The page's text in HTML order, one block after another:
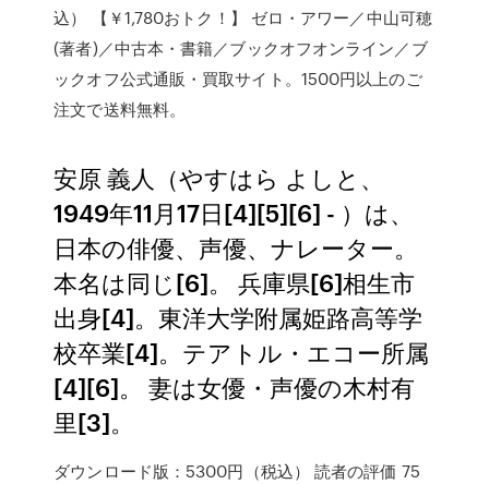
込） 【￥1,780おトク！】 ゼロ・アワー／中山可穂
(著者)／中古本・書籍／ブックオフオンライン／ブ
ックオフ公式通販・買取サイト。1500円以上のご
注文で送料無料。
安原 義人（やすはら よしと、
1949年11月17日[4][5][6] - ）は、
日本の俳優、声優、ナレーター。
本名は同じ[6]。 兵庫県[6]相生市
出身[4]。東洋大学附属姫路高等学
校卒業[4]。テアトル・エコー所属
[4][6]。 妻は女優・声優の木村有
里[3]。
ダウンロード版：5300円（税込） 読者の評価 75